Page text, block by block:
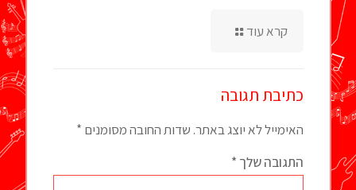
קרא עוד
כתיבת תגובה
האימייל לא יוצג באתר. שדות החובה מסומנים *
התגובה שלך *